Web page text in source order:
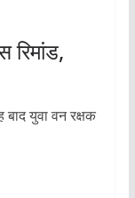
रिमांड,
युवा वन रक्षक